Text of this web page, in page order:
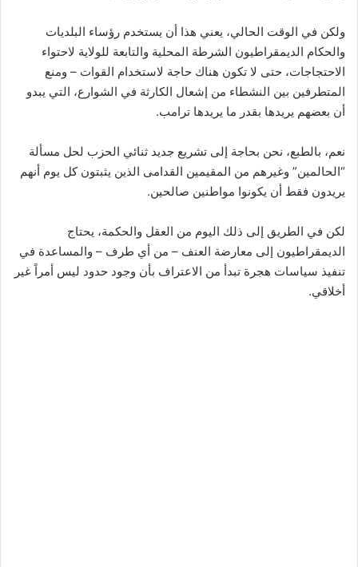
ولكن في الوقت الحالي، يعني هذا أن يستخدم رؤساء البلديات
والحكام الديمقراطيون الشرطة المحلية والتابعة للولاية لاحتواء
الاحتجاجات، حتى لا تكون هناك حاجة لاستخدام القوات – ومنع
المتطرفين بين النشطاء من إشعال الكارثة في الشوارع، التي يبدو
أن بعضهم يريدها بقدر ما يريدها ترامب.
نعم، بالطبع، نحن بحاجة إلى تشريع جديد ثنائي الحزب لحل مسألة
“الحالمين” وغيرهم من المقيمين القدامى الذين يثبتون كل يوم أنهم
يريدون فقط أن يكونوا مواطنين صالحين.
لكن في الطريق إلى ذلك اليوم من العقل والحكمة، يحتاج
الديمقراطيون إلى معارضة العنف – من أي طرف – والمساعدة في
تنفيذ سياسات هجرة تبدأ من الاعتراف بأن وجود حدود ليس أمراً غير
أخلاقي.